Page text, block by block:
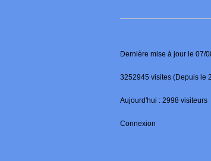
Dernière mise à jour le 07/
3252945 visites (Depuis le
Aujourd'hui : 2998 visiteurs
Connexion